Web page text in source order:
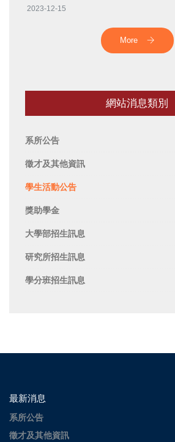
2023-12-15
More
網站消息類別
系所公告
徵才及其他資訊
學生活動公告
獎助學金
大學部招生訊息
研究所招生訊息
學分班招生訊息
最新消息
系所公告
徵才及其他資訊